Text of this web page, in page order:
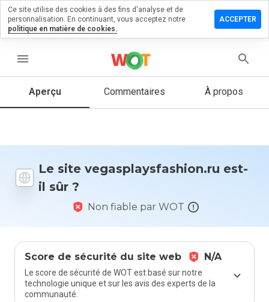
menu
Aperçu Commentaires À propos
Le site vegasplaysfashion.ru est-
il sûr ?
Non fiable par WOT
Score de sécurité du site web N/A
Le score de sécurité de WOT est basé sur notre
technologie unique et sur les avis des experts de la
communauté.
sur
Quelle
donneriez-
Ce site utilise des cookies à des fins d'analyse et de
personnalisation. En continuant, vous acceptez notre
politique en matière de cookies.
ACCEPTER